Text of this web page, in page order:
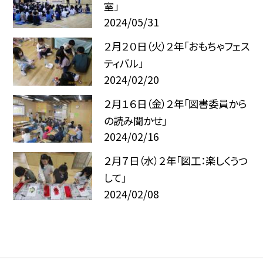
室」
2024/05/31
２月２０日（火）２年「おもちゃフェス
ティバル」
2024/02/20
２月１６日（金）２年「図書委員から
の読み聞かせ」
2024/02/16
２月７日（水）２年「図工：楽しくうつ
して」
2024/02/08